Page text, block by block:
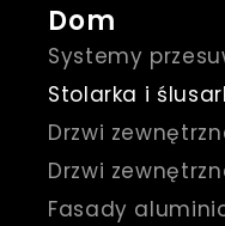
Dom
Systemy
Stolarka i
Drzwi
Drzwi
Fasady